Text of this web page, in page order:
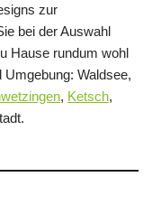
zur
bei der Auswahl
Hause rundum wohl
Umgebung: Waldsee,
, Ketsch,